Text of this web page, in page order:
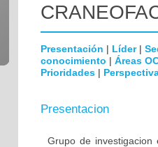
Presentación | Líder|
conocimiento | Áreas
Prioridades |
Presentacion
Grupo de investigacion